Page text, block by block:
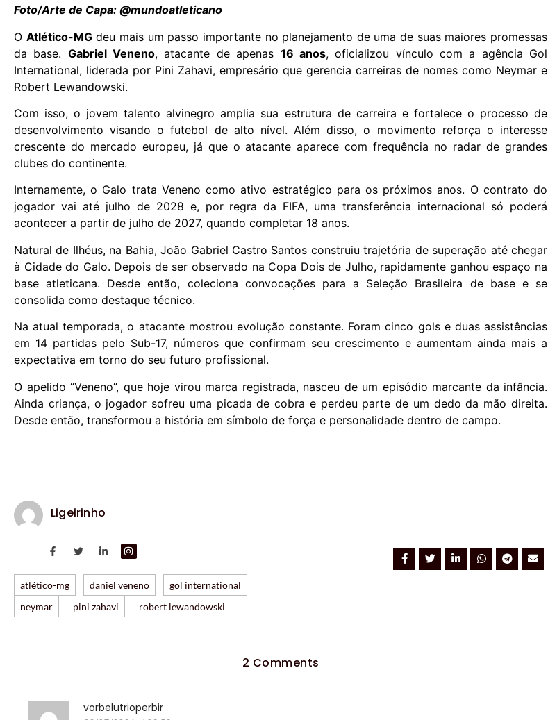
Foto/Arte de Capa: @mundoatleticano
O Atlético-MGdeu mais um passo importante no planejamento de uma de suas maiores promessas
da base. Gabriel Veneno, atacante de apenas 16 anos, oficializou vínculo com a agência Gol
International, liderada por Pini Zahavi, empresário que gerencia carreiras de nomes como Neymar e
Robert Lewandowski.
Com isso, o jovem talento alvinegro amplia sua estrutura de carreira e fortalece o processo de
desenvolvimento visando o futebol de alto nível. Além disso, o movimento reforça o interesse
crescente do mercado europeu, já que o atacante aparece com frequência no radar de grandes
clubes do continente.
Internamente, o Galo trata Veneno como ativo estratégico para os próximos anos. O contrato do
jogador vai até julho de 2028 e, por regra da FIFA, uma transferência internacional só poderá
acontecer a partir de julho de 2027, quando completar 18 anos.
Natural de Ilhéus, na Bahia, João Gabriel Castro Santos construiu trajetória de superação até chegar
à Cidade do Galo. Depois de ser observado na Copa Dois de Julho, rapidamente ganhou espaço na
base atleticana. Desde então, coleciona convocações para a Seleção Brasileira de base e se
consolida como destaque técnico.
Na atual temporada, o atacante mostrou evolução constante. Foram cinco gols e duas assistências
em 14 partidas pelo Sub-17, números que confirmam seu crescimento e aumentam ainda mais a
expectativa em torno do seu futuro profissional.
O apelido “Veneno”, que hoje virou marca registrada, nasceu de um episódio marcante da infância.
Ainda criança, o jogador sofreu uma picada de cobra e perdeu parte de um dedo da mão direita.
Desde então, transformou a história em símbolo de força e personalidade dentro de campo.
Ligeirinho
atlético-mg daniel veneno
gol international
neymar
pini zahavi robert lewandowski
2 Comments
vorbelutrioperbir